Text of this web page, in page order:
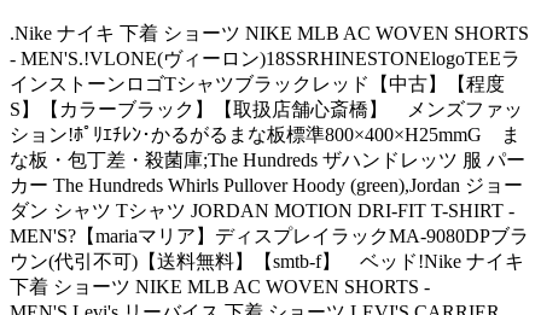
.Nike ナイキ 下着 ショーツ NIKE MLB AC WOVEN SHORTS
- MEN'S.!VLONE(ヴィーロン)18SSRHINESTONElogoTEEラ
インストーンロゴTシャツブラックレッド【中古】【程度
S】【カラーブラック】【取扱店舗心斎橋】 メンズファッ
ション!ﾎﾟﾘｴﾁﾚﾝ･かるがるまな板標準800×400×H25mmG ま
な板・包丁差・殺菌庫;The Hundreds ザハンドレッツ 服 パー
カー The Hundreds Whirls Pullover Hoody (green),Jordan ジョー
ダン シャツ Tシャツ JORDAN MOTION DRI-FIT T-SHIRT -
MEN'S?【mariaマリア】ディスプレイラックMA-9080DPブラ
ウン(代引不可)【送料無料】【smtb-f】 ベッド!Nike ナイキ
下着 ショーツ NIKE MLB AC WOVEN SHORTS -